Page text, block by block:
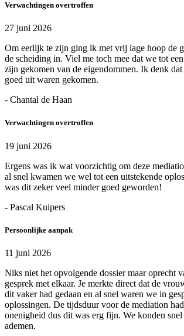
Verwachtingen overtroffen
27 juni 2026
Om eerlijk te zijn ging ik met vrij lage hoop de
de scheiding in. Viel me toch mee dat we tot
zijn gekomen van de eigendommen. Ik denk
goed uit waren gekomen.
- Chantal de Haan
Verwachtingen overtroffen
19 juni 2026
Ergens was ik wat voorzichtig om deze
al snel kwamen we wel tot een uitstekende
was dit zeker veel minder goed geworden!
- Pascal Kuipers
Persoonlijke aanpak
11 juni 2026
Niks niet het opvolgende dossier maar oprecht
gesprek met elkaar. Je merkte direct dat de
dit vaker had gedaan en al snel waren we in
oplossingen. De tijdsduur voor de mediation
onenigheid dus dit was erg fijn. We konden
ademen.